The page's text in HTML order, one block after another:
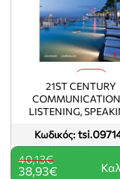
Κωδικός:
21ST CENTURY
COMMUNICATION
LISTENING,
SB
38,93€
40,13€